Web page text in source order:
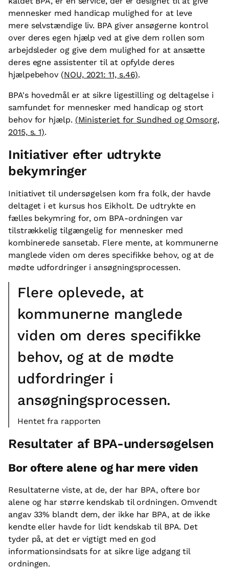
mennesker med handicap mulighed for at leve
mere selvstændige liv. BPA giver ansøgerne kontrol
over deres egen hjælp ved at give dem rollen som
arbejdsleder og give dem mulighed for at ansætte
deres egne assistenter til at opfylde deres
hjælpebehov (NOU, 2021: 11, s.46).
BPA's hovedmål er at sikre ligestilling og deltagelse i
samfundet for mennesker med handicap og stort
behov for hjælp. (Ministeriet for Sundhed og Omsorg,
2015, s. 1).
Initiativer efter udtrykte
bekymringer
Initiativet til undersøgelsen kom fra folk, der havde
deltaget i et kursus hos Eikholt. De udtrykte en
fælles bekymring for, om BPA-ordningen var
tilstrækkelig tilgængelig for mennesker med
kombinerede sansetab. Flere mente, at kommunerne
manglede viden om deres specifikke behov, og at de
mødte udfordringer i ansøgningsprocessen.
Flere oplevede, at
kommunerne manglede
viden om deres specifikke
behov, og at de mødte
udfordringer i
ansøgningsprocessen.
Hentet fra rapporten
Resultater af BPA-undersøgelsen
Bor oftere alene og har mere viden
Resultaterne viste, at de, der har BPA, oftere bor
alene og har større kendskab til ordningen. Omvendt
angav 33% blandt dem, der ikke har BPA, at de ikke
kendte eller havde for lidt kendskab til BPA. Det
tyder på, at det er vigtigt med en god
informationsindsats for at sikre lige adgang til
ordningen.